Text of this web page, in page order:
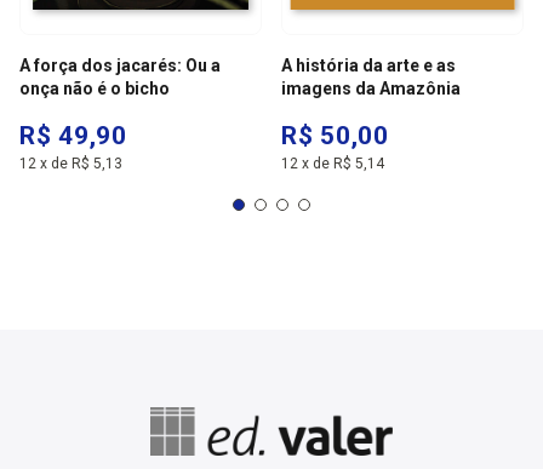
A força dos jacarés: Ou a
onça não é o bicho
R$ 49,90
12 x de R$ 5,13
A história da arte e as
imagens da Amazônia
R$ 50,00
12 x de R$ 5,14